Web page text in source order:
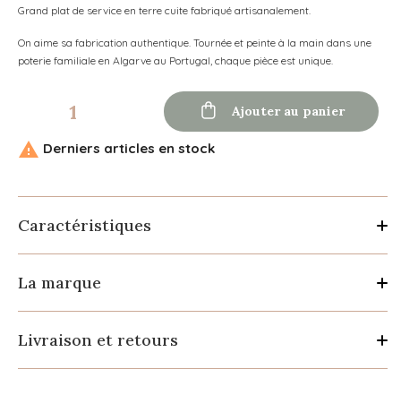
Grand plat de service en terre cuite fabriqué artisanalement.
On aime sa fabrication authentique. Tournée et peinte à la main dans une
poterie familiale en Algarve au Portugal, chaque pièce est unique.
 Ajouter au panier
 Derniers articles en stock
Caractéristiques
La marque
Livraison et retours